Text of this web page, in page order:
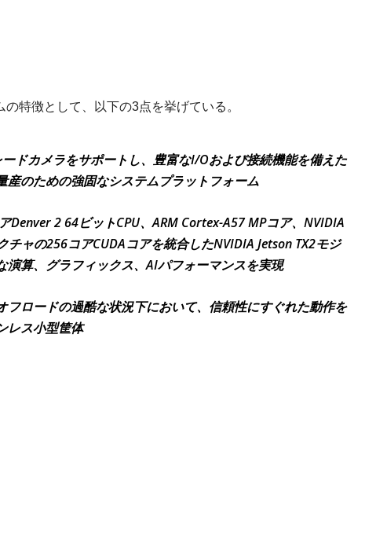
特徴として、以下の3点を挙げている。
ードカメラをサポートし、豊富なI/Oおよび接続機能を備えた
産のための強固なシステムプラットフォーム
Denver 2 64ビットCPU、ARM Cortex-A57 MPコア、NVIDIA
チャの256コアCUDAコアを統合したNVIDIA Jetson TX2モジ
演算、グラフィックス、AIパフォーマンスを実現
フロードの過酷な状況下において、信頼性にすぐれた動作を
レス小型筐体